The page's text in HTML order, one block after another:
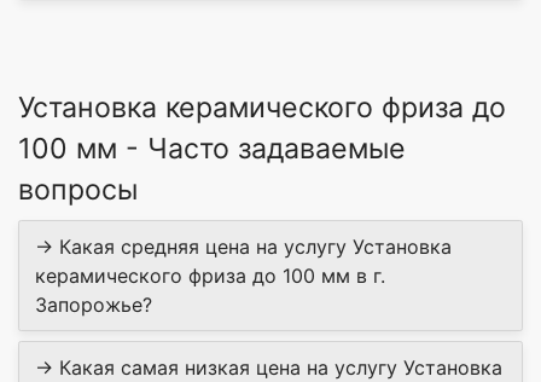
Установка керамического фриза до
100 мм - Часто задаваемые
вопросы
→ Какая средняя цена на услугу Установка
керамического фриза до 100 мм в г.
Запорожье?
→ Какая самая низкая цена на услугу Установка